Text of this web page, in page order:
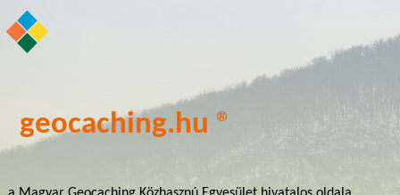
geocaching.hu ®